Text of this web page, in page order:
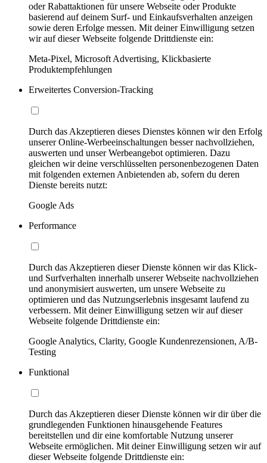
oder Rabattaktionen für unsere Webseite oder Produkte
basierend auf deinem Surf- und Einkaufsverhalten anzeigen
sowie deren Erfolge messen. Mit deiner Einwilligung setzen
wir auf dieser Webseite folgende Drittdienste ein:
Meta-Pixel, Microsoft Advertising, Klickbasierte
Produktempfehlungen
Erweitertes Conversion-Tracking
Durch das Akzeptieren dieses Dienstes können wir den Erfolg
unserer Online-Werbeeinschaltungen besser nachvollziehen,
auswerten und unser Werbeangebot optimieren. Dazu
gleichen wir deine verschlüsselten personenbezogenen Daten
mit folgenden externen Anbietenden ab, sofern du deren
Dienste bereits nutzt:
Google Ads
Performance
Durch das Akzeptieren dieser Dienste können wir das Klick-
und Surfverhalten innerhalb unserer Webseite nachvollziehen
und anonymisiert auswerten, um unsere Webseite zu
optimieren und das Nutzungserlebnis insgesamt laufend zu
verbessern. Mit deiner Einwilligung setzen wir auf dieser
Webseite folgende Drittdienste ein:
Google Analytics, Clarity, Google Kundenrezensionen, A/B-
Testing
Funktional
Durch das Akzeptieren dieser Dienste können wir dir über die
grundlegenden Funktionen hinausgehende Features
bereitstellen und dir eine komfortable Nutzung unserer
Webseite ermöglichen. Mit deiner Einwilligung setzen wir auf
dieser Webseite folgende Drittdienste ein: